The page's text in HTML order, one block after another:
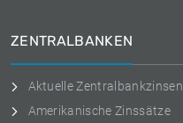
ZENTRALBANKEN
Aktuelle Zentralbankzinsen
Amerikanische Zinssätze